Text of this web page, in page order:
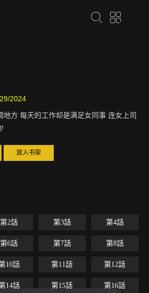
2024
地方 每天的工作却是满足女同事 连女上司
放入书架
第2話 第3話 第4話
第6話 第7話 第8話
10話 第11話 第12話
14話 第15話 第16話